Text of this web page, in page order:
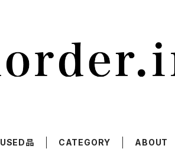
USED品 CATEGORY ABOUT